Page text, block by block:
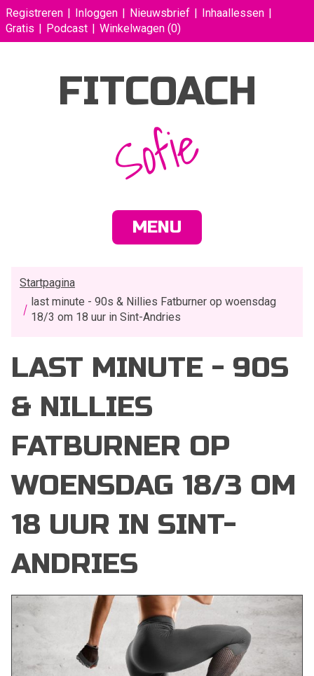
Registreren Inloggen Nieuwsbrief
Inhaallessen
Gratis
Podcast Winkelwagen (0)
FITCOACH
Sofie
MENU
Startpagina
last minute - 90s & Nillies Fatburner op woensdag
18/3 om 18 uur in Sint-Andries
LAST MINUTE - 90S
& NILLIES
FATBURNER OP
WOENSDAG 18/3 OM
18 UUR IN SINT-
ANDRIES